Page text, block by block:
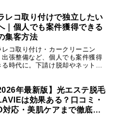
レコ取り付けで独立したい
｜個人でも案件獲得できる
集客方法
レコ取り付け・カークリーニン
出張整備など、個人でも案件獲得
る時代に。下請け脱却やネット集
ます。年最新版】光エステ脱毛
は効果ある？口コミ・
対応・美肌ケアまで徹底解